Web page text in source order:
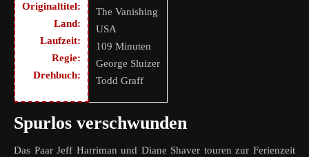
Originaltitel:
Land:
Laufzeit:
Regie:
Drehbuch:
The Vanishing
USA
109 Minuten
George Sluizer
Todd Graff
Spurlos verschwunden
Das Paar Jeff Harriman und Diane Shaver touren zur Ferienzeit